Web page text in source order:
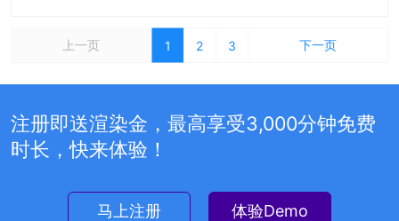
上一页 1 2 3 下一页
注册即送渲染金，最高享受3,000分钟免费
时长，快来体验！
马上注册 体验Demo